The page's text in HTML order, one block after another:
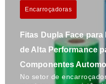
Encarroçadoras
Fitas Dupla Face
de Alta Performance
Componentes
No setor de